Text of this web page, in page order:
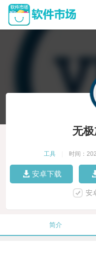
无
工具 时间：
安卓下载
安
简介